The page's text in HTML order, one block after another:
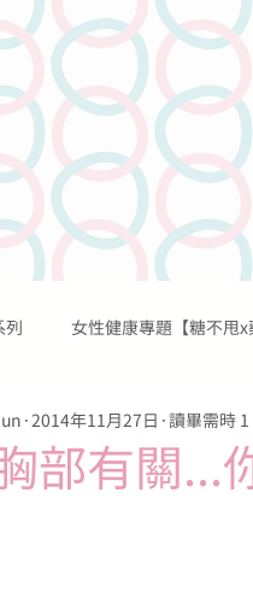
女性健康專題【糖不甩x
關於性行為的 關於
部有關...
2014年11月27日 讀畢需時 1